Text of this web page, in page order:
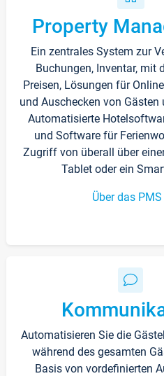
Property
Ein zentrales System zur
Buchungen, Inventar, mit
Preisen, Lösungen für
und Auschecken von Gästen
Automatisierte
und Software für
Zugriff von überall über
Tablet oder ein
Über das PMS
Automatisieren Sie die
während des gesamten
Basis von vordefinierten